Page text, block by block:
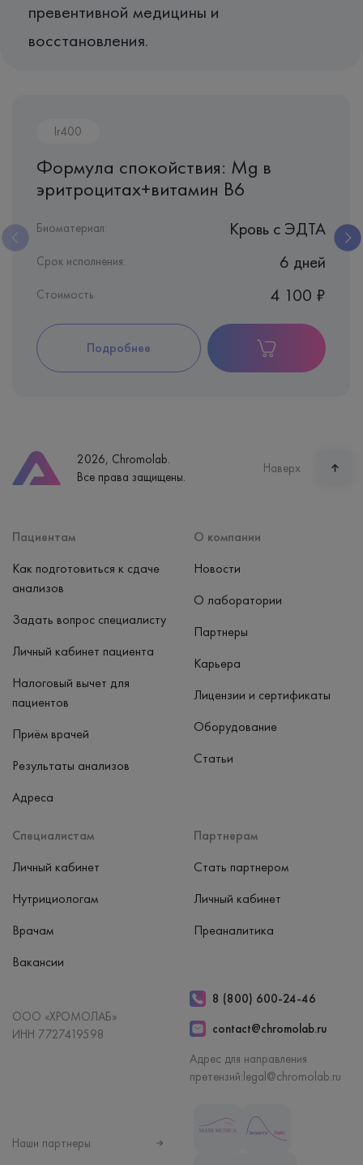
превентивной медицины и
восстановления.
Ir400
Формула спокойствия: Mg в
эритроцитах+витамин B6
Биоматериал: Кровь c ЭДТА
Срок исполнения: 6 дней
Стоимость 4 100 ₽
Подробнее
2026, Chromolab.
Все права защищены.
Наверх
Пациентам
Как подготовиться к сдаче
анализов
Задать вопрос специалисту
Личный кабинет пациента
Налоговый вычет для
пациентов
Приём врачей
Результаты анализов
Адреса
Специалистам
Личный кабинет
Нутрициологам
Врачам
Вакансии
Партнерам
Стать партнером
Личный кабинет
Преаналитика
О компании
Новости
О лаборатории
Партнеры
Карьера
Лицензии и сертификаты
Оборудование
Статьи
ООО «ХРОМОЛАБ»
ИНН 7727419598
8 (800) 600-24-46
contact@chromolab.ru
Адрес для направления
претензий:legal@chromolab.ru
Наши партнеры